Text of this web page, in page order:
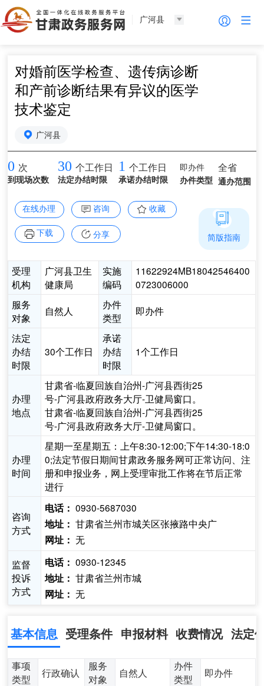
广河县
对婚前医学检查、遗传病诊断
和产前诊断结果有异议的医学
技术鉴定
广河县
0 次
到现场次数
30 个工作日
法定办结时限
1 个工作日
承诺办结时限
即办件
办件类型
全省
通办范围
在线办理 咨询 收藏
下载 分享
受理
机构
广河县卫生
健康局
实施
编码
11622924MB18042546400
0723006000
服务
对象
自然人
办件
类型
即办件
法定
办结
时限
30个工作日
承诺
办结
时限
1个工作日
办理
地点
甘肃省-临夏回族自治州-广河县西街25
号-广河县政府政务大厅-卫健局窗口。
甘肃省-临夏回族自治州-广河县西街25
号-广河县政府政务大厅-卫健局窗口。
办理
时间
星期一至星期五：上午8:30-12:00;下午14:30-18:0
0;法定节假日期间甘肃政务服务网可正常访问、注
册和申报业务，网上受理审批工作将在节后正常
进行
咨询
方式
电话： 0930-5687030
地址： 甘肃省兰州市城关区张掖路中央广
网址： 无
监督
投诉
方式
电话： 0930-12345
地址： 甘肃省兰州市城
网址： 无
简版指南
基本信息 受理条件 申报材料 收费情况 法定
事项
类型
行政确认
服务
对象
自然人
办件
类型
即办件